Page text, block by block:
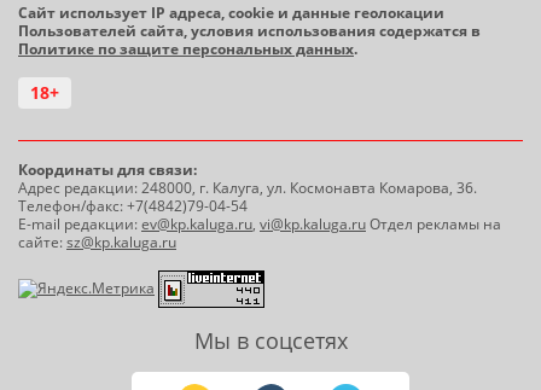
Сайт использует IP адреса, cookie и данные геолокации
Пользователей сайта, условия использования содержатся в
Политике по защите персональных данных.
18+
Координаты для связи:
Адрес редакции: 248000, г. Калуга, ул. Космонавта Комарова, 36.
Телефон/факс: +7(4842)79-04-54
E-mail редакции:ev@kp.kaluga.ru, vi@kp.kaluga.ruОтдел рекламы на
сайте:sz@kp.kaluga.ru
Мы в соцсетях